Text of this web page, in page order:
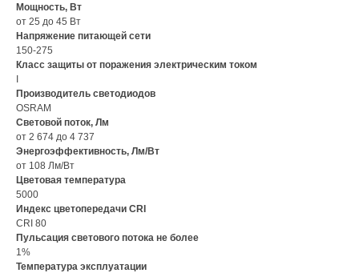
Мощность, Вт
от 25 до 45 Вт
Напряжение питающей сети
150-275
Класс защиты от поражения электрическим током
I
Производитель светодиодов
OSRAM
Световой поток, Лм
от 2 674 до 4 737
Энергоэффективность, Лм/Вт
от 108 Лм/Вт
Цветовая температура
5000
Индекс цветопередачи CRI
CRI 80
Пульсация светового потока не более
1%
Температура эксплуатации